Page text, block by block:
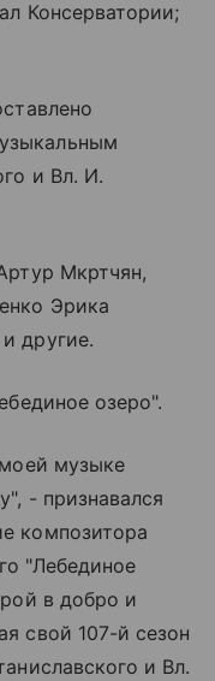
Консерватории;
и Вл. И.
Мкртчян,
Эрика
другие.
озеро".
музыке
- признавался
композитора
"Лебединое
в добро и
свой 107-й сезон
и Вл.